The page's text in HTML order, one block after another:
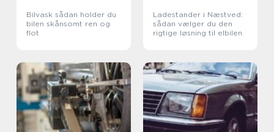
Bilvask sådan holder du
bilen skånsomt ren og
flot
Ladestander i Næstved:
sådan vælger du den
rigtige løsning til elbilen